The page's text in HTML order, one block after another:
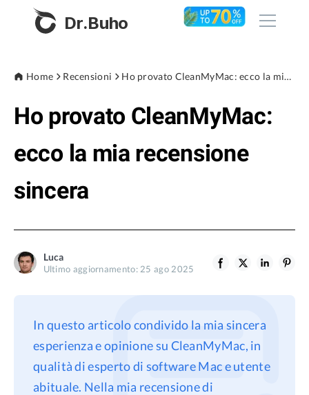
Dr.Buho
Prodotti
BuhoCleaner
BuhoRepair
BuhoLaunchpad
Negozio
Blog
Privacy
Refund Policy
Home Recensioni Ho provato CleanMyMac: ecco la mia recensione sincera
Ho provato CleanMyMac:
ecco la mia recensione
sincera
Luca
Ultimo aggiornamento: 25 ago 2025
In questo articolo condivido la mia sincera
esperienza e opinione su CleanMyMac, in
qualità di esperto di software Mac e utente
abituale. Nella mia recensione di